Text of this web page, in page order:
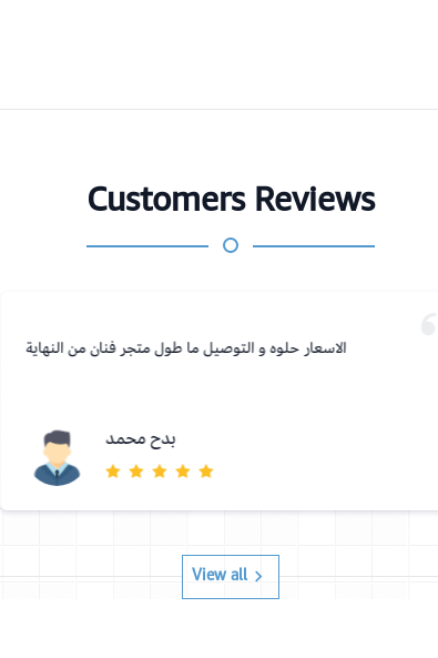
Customers Reviews
الاسعار حلوه و التوصيل ما طول متجر فنان من النهاية
بدح محمد
View all